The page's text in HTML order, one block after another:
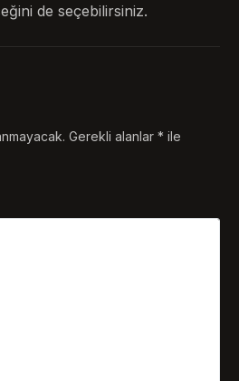
de seçebilirsiniz.
Gerekli alanlar* ile